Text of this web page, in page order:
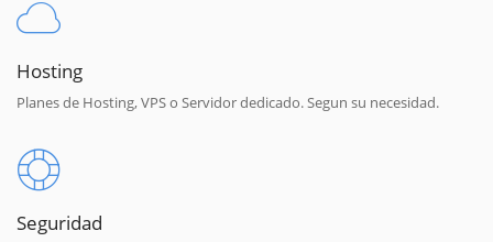
Hosting
Planes de Hosting, VPS o Servidor dedicado. Segun su necesidad.
Seguridad